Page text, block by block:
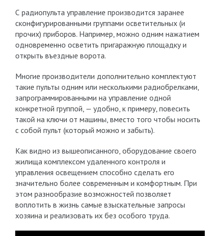
С радиопульта управление производится заранее
сконфигурированными группами осветительных (и
прочих) приборов. Например, можно одним нажатием
одновременно осветить пригаражную площадку и
открыть въездные ворота.
Многие производители дополнительно комплектуют
такие пульты одним или несколькими радиобрелками,
запрограммированными на управление одной
конкретной группой, — удобно, к примеру, повесить
такой на ключи от машины, вместо того чтобы носить
с собой пульт (который можно и забыть).
Как видно из вышеописанного, оборудование своего
жилища комплексом удаленного контроля и
управления освещением способно сделать его
значительно более современным и комфортным. При
этом разнообразие возможностей позволяет
воплотить в жизнь самые взыскательные запросы
хозяина и реализовать их без особого труда.